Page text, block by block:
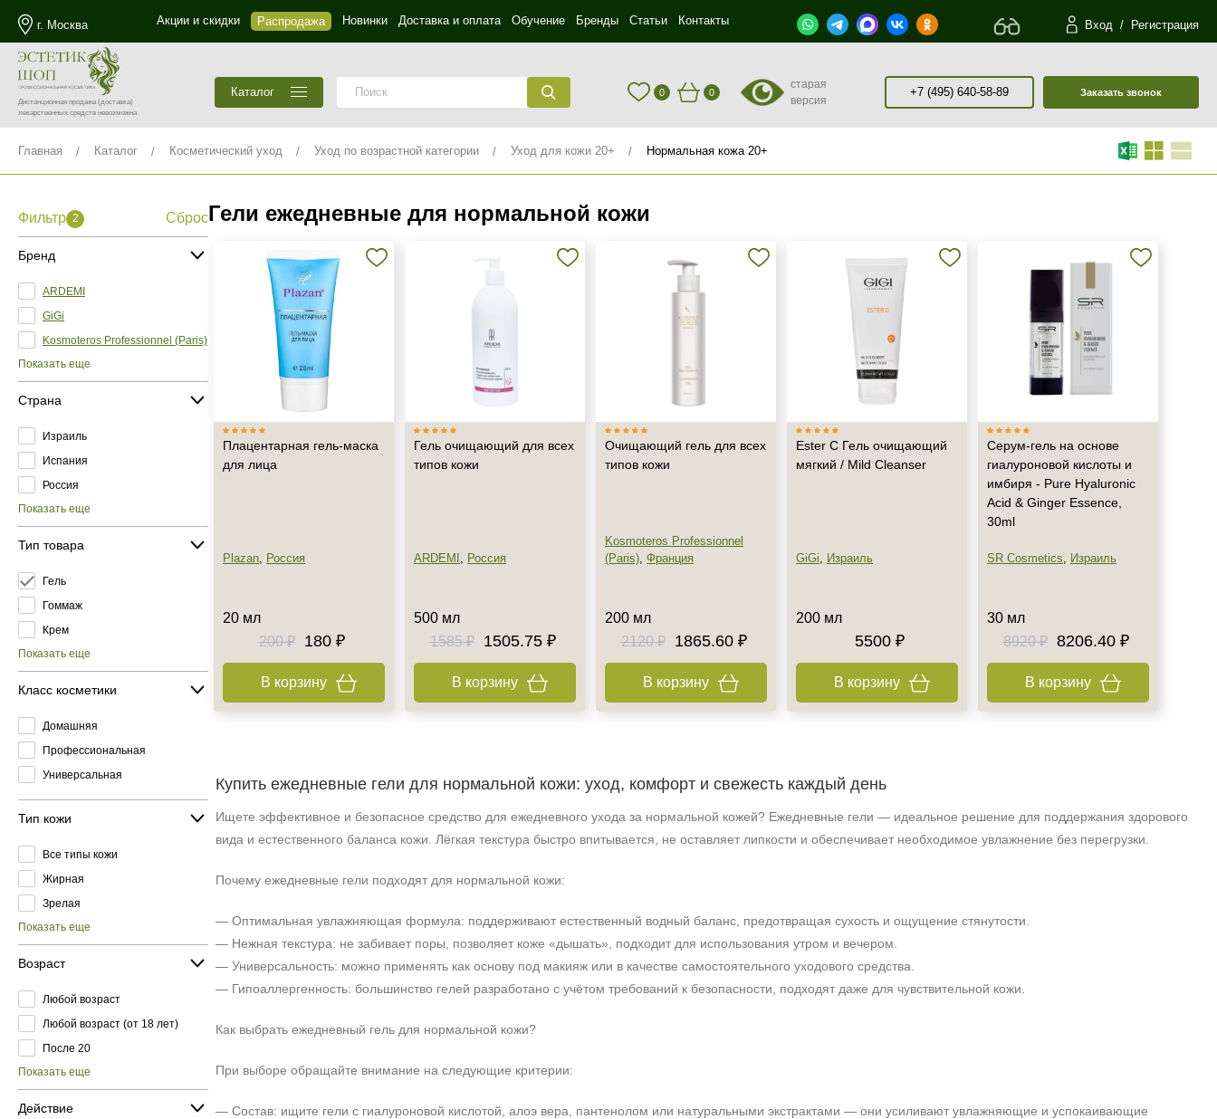
г. Москва Акции и скидки Распродажа Новинки Доставка и оплата Обучение Бренды Статьи Контакты Вход / Регистрация
Дистанционная продажа(доставка)
лекарственных средств невозможна
Каталог 0 0
старая
версия
+7 (495) 640-58-89 Заказать звонок
Главная Каталог Косметический уход Уход по возрастной категории Уход для кожи 20+ Нормальная кожа 20+
Фильтр 2 Сброс
Бренд
ARDEMI
GiGi
Kosmoteros Professionnel (Paris)
Показать еще
Страна
Израиль
Испания
Россия
Показать еще
Тип товара
Гель
Гоммаж
Крем
Показать еще
Класс косметики
Домашняя
Профессиональная
Универсальная
Тип кожи
Все типы кожи
Жирная
Зрелая
Показать еще
Возраст
Любой возраст
Любой возраст (от 18 лет)
После 20
Показать еще
Действие
Гели ежедневные для нормальной кожи
Плацентарная гель-маска
для лица
Plazan, Россия
20 мл
200 ₽
180 ₽
В корзину
Гель очищающий для всех
типов кожи
ARDEMI , Россия
500 мл
1585 ₽
1505.75 ₽
В корзину
Очищающий гель для всех
типов кожи
Kosmoteros Professionnel
(Paris), Франция
200 мл
2120 ₽
1865.60 ₽
В корзину
Ester C Гель очищающий
мягкий / Mild Cleanser
GiGi, Израиль
200 мл
5500 ₽
В корзину
Серум-гель на основе
гиалуроновой кислоты и
имбиря - Pure Hyaluronic
Acid & Ginger Essence,
30ml
SR Cosmetics, Израиль
30 мл
8920 ₽
8206.40 ₽
В корзину
Купить ежедневные гели для нормальной кожи: уход, комфорт и свежесть каждый день
Ищете эффективное и безопасное средство для ежедневного ухода за нормальной кожей? Ежедневные гели — идеальное решение для поддержания здорового
вида и естественного баланса кожи. Лёгкая текстура быстро впитывается, не оставляет липкости и обеспечивает необходимое увлажнение без перегрузки.
Почему ежедневные гели подходят для нормальной кожи:
— Оптимальная увлажняющая формула: поддерживают естественный водный баланс, предотвращая сухость и ощущение стянутости.
— Нежная текстура: не забивает поры, позволяет коже «дышать», подходит для использования утром и вечером.
— Универсальность: можно применять как основу под макияж или в качестве самостоятельного уходового средства.
— Гипоаллергенность: большинство гелей разработано с учётом требований к безопасности, подходят даже для чувствительной кожи.
Как выбрать ежедневный гель для нормальной кожи?
При выборе обращайте внимание на следующие критерии:
— Состав: ищите гели с гиалуроновой кислотой, алоэ вера, пантенолом или натуральными экстрактами — они усиливают увлажняющие и успокаивающие